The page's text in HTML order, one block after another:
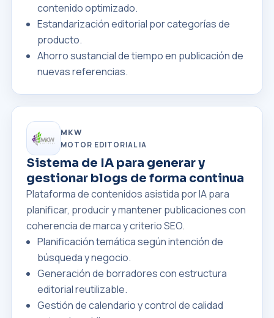
contenido optimizado.
Estandarización editorial por categorías de
producto.
Ahorro sustancial de tiempo en publicación de
nuevas referencias.
MKW
MOTOR EDITORIAL IA
Sistema de IA para generar y
gestionar blogs de forma continua
Plataforma de contenidos asistida por IA para
planificar, producir y mantener publicaciones con
coherencia de marca y criterio SEO.
Planificación temática según intención de
búsqueda y negocio.
Generación de borradores con estructura
editorial reutilizable.
Gestión de calendario y control de calidad